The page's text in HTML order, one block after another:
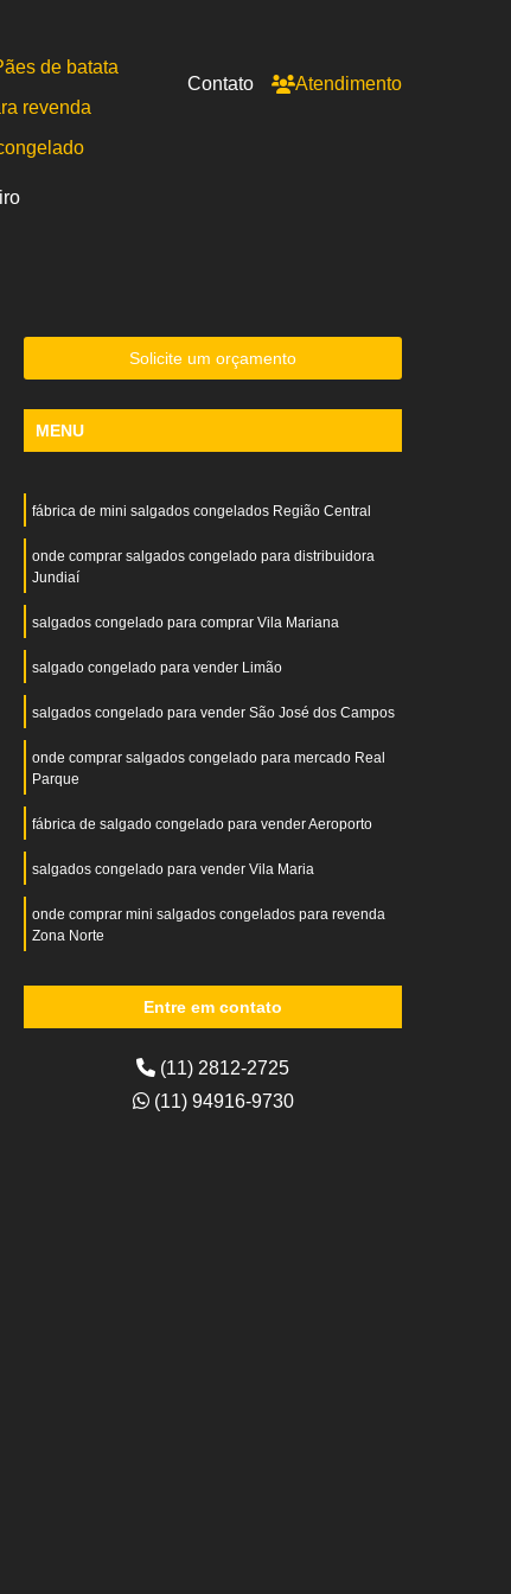
de batata
revenda
Contato Atendimento
Solicite um orçamento
MENU
fábrica de mini salgados congelados Região Central
onde comprar salgados congelado para distribuidora
Jundiaí
salgados congelado para comprar Vila Mariana
salgado congelado para vender Limão
salgados congelado para vender São José dos Campos
onde comprar salgados congelado para mercado Real
Parque
fábrica de salgado congelado para vender Aeroporto
salgados congelado para vender Vila Maria
onde comprar mini salgados congelados para revenda
Zona Norte
Entre em contato
(11) 2812-2725
(11) 94916-9730